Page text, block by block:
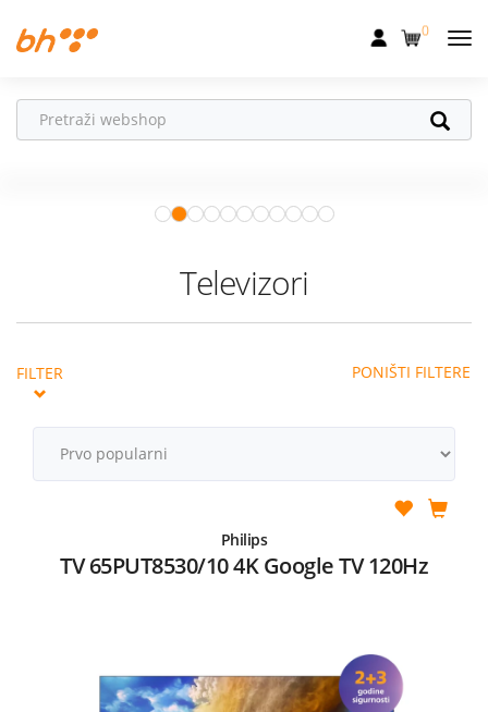
Fiksna
Akcije
Podrška
0
Ne propusti
od 04.08.–31.08. očekuju te
super pokloni!
Televizori
FILTER PONIŠTI FILTERE
Philips
TV 65PUT8530/10 4K Google TV 120Hz